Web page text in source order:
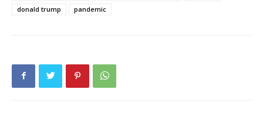
donald trump
pandemic